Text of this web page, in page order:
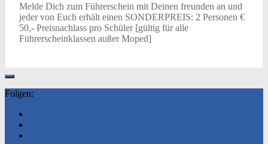
Melde Dich zum Führerschein mit Deinen freunden an und
jeder von Euch erhält einen SONDERPREIS: 2 Personen €
50,- Preisnachlass pro Schüler [gültig für alle
Führerscheinklassen außer Moped]
Folgen: